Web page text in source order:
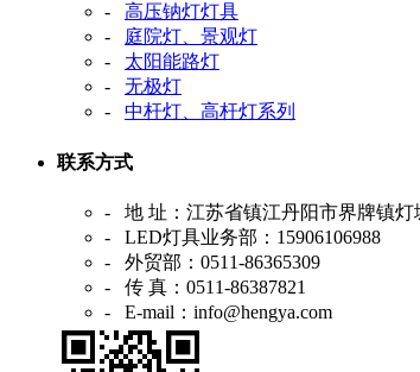
- 高压钠灯灯具
- 庭院灯、景观灯
- 太阳能路灯
- 无极灯
- 中杆灯、高杆灯系列
联系方式
- 地 址：江苏省镇江丹阳市界牌镇灯
- LED灯具业务部：15906106988
- 外贸部：0511-86365309
- 传 真：0511-86387821
- E-mail：info@hengya.com